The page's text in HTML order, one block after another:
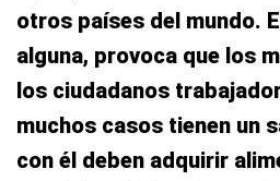
otros países del mundo.
alguna, provoca que los
los ciudadanos
muchos casos tienen un
con él deben adquirir